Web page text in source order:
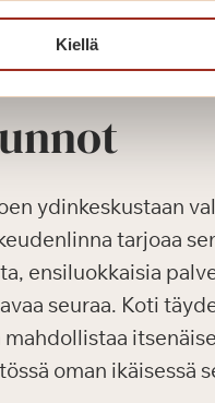
Kiellä
ydinkeskustaan
tarjoaa
ensiluokkaisia
seuraa. Koti
oman ikäisessä